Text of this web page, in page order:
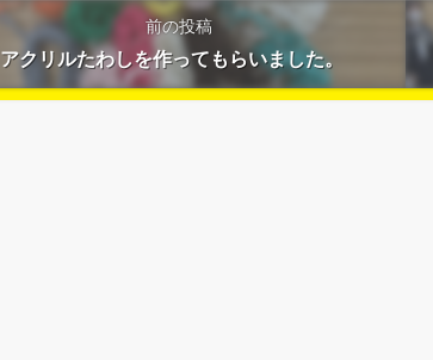
前の投稿
アクリルたわしを作ってもらいました。